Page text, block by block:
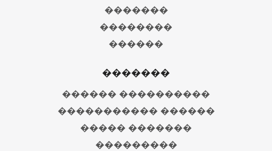
�������
��������
������
�������
������ ����������
����������� ������
����� �������
���������